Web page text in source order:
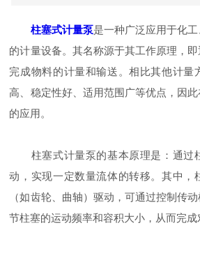
柱塞式计量泵是一种广泛应用于化
的计量设备。其名称源于其工作原理，
完成物料的计量和输送。相比其他计量
高、稳定性好、适用范围广等优点，因
的应用。
柱塞式计量泵的基本原理是：通过
动，实现一定数量流体的转移。其中，
（如齿轮、曲轴）驱动，可通过控制传
节柱塞的运动频率和容积大小，从而完成